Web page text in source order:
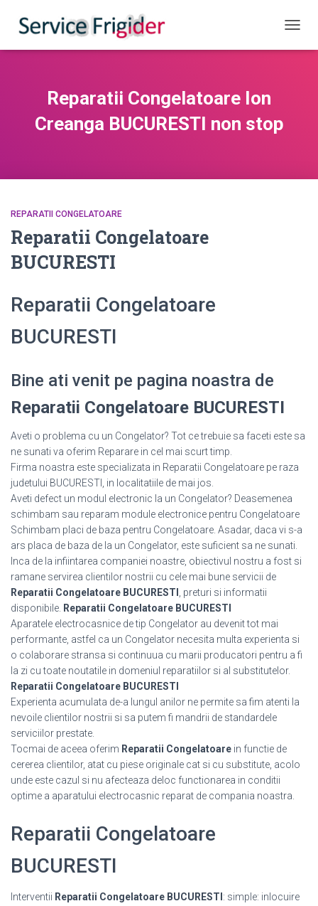
Reparatii Congelatoare Ion
Creanga BUCURESTI non stop
REPARATII CONGELATOARE
Reparatii Congelatoare
BUCURESTI
Reparatii Congelatoare
BUCURESTI
Bine ati venit pe pagina noastra de
Reparatii Congelatoare BUCURESTI
Aveti o problema cu un Congelator? Tot ce trebuie sa faceti este sa
ne sunati va oferim Reparare in cel mai scurt timp.
Firma noastra este specializata in Reparatii Congelatoare pe raza
judetului BUCURESTI, in localitatiile de mai jos.
Aveti defect un modul electronic la un Congelator? Deasemenea
schimbam sau reparam module electronice pentru Congelatoare
Schimbam placi de baza pentru Congelatoare. Asadar, daca vi s-a
ars placa de baza de la un Congelator, este suficient sa ne sunati.
Inca de la infiintarea companiei noastre, obiectivul nostru a fost si
ramane servirea clientilor nostrii cu cele mai bune servicii de
Reparatii Congelatoare BUCURESTI
, preturi si informatii
disponibile. Reparatii Congelatoare BUCURESTI
Aparatele electrocasnice de tip Congelator au devenit tot mai
performante, astfel ca un Congelator necesita multa experienta si
o colaborare stransa si continuua cu marii producatori pentru a fi
la zi cu toate noutatile in domeniul reparatiilor si al substitutelor.
Reparatii Congelatoare BUCURESTI
Experienta acumulata de-a lungul anilor ne permite sa fim atenti la
nevoile clientilor nostrii si sa putem fi mandrii de standardele
serviciilor prestate.
Tocmai de aceea oferim Reparatii Congelatoare in functie de
cererea clientilor, atat cu piese originale cat si cu substitute, acolo
unde este cazul si nu afecteaza deloc functionarea in conditii
optime a aparatului electrocasnic reparat de compania noastra.
Reparatii Congelatoare
BUCURESTI
Interventii Reparatii Congelatoare BUCURESTI : simple: inlocuire